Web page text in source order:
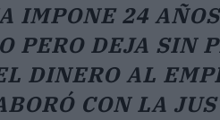
IMPONE 24
PERO DEJA SIN
DINERO AL
CON LA